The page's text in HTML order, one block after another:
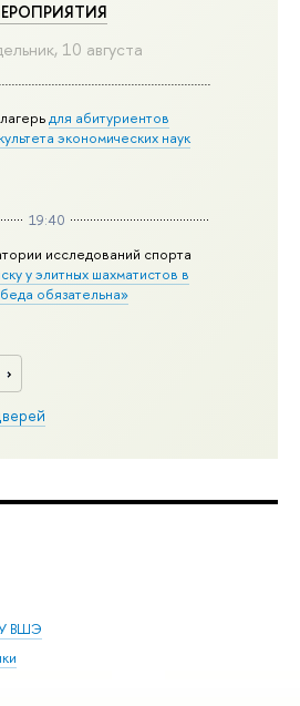
10 августа
для абитуриентов
экономических наук
19:40
исследований спорта
у элитных шахматистов в
обязательна»
ВШЭ